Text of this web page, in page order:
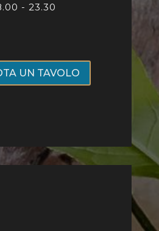
- 23.30
UN TAVOLO